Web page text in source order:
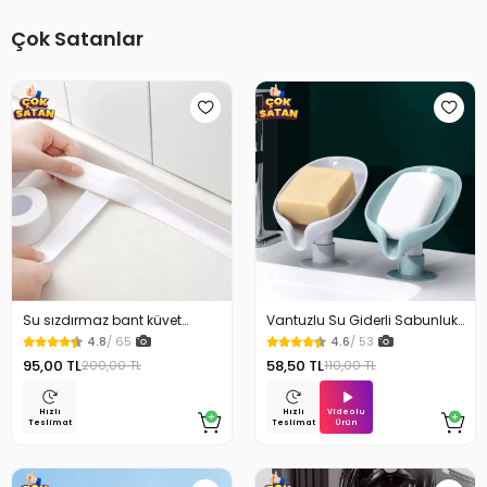
Çok Satanlar
Su sızdırmaz bant küvet
Tezgah tamir bandı
4.8/ 65
95,00 TL200,00 TL
Hızlı
Teslimat
Vantuzlu Su Giderli Sabunluk
Kaymaz 4.6/ 53
58,50 TL110,00 TL
Hızlı
Teslimat
Videolu
Ürün